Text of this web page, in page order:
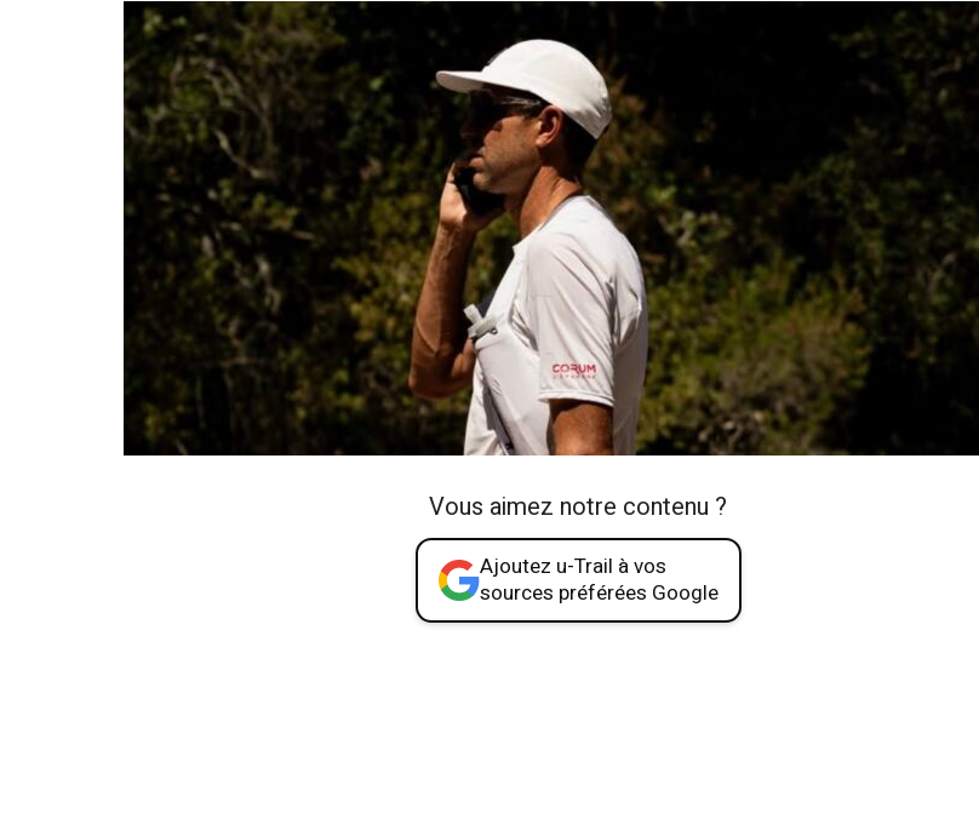
Vous aimez notre contenu ?
Ajoutez u-Trail à vos
sources préférées Google